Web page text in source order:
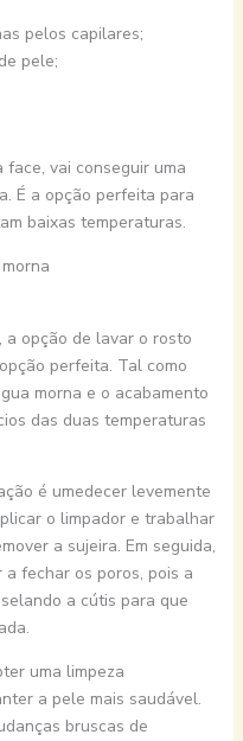
pelos capilares;
pele;
vai conseguir uma
É a opção perfeita para
baixas temperaturas.
a opção de lavar o rosto
perfeita. Tal como
morna e o acabamento
das duas temperaturas
é umedecer levemente
o limpador e trabalhar
a sujeira. Em seguida,
fechar os poros, pois a
a cútis para que
uma limpeza
a pele mais saudável.
bruscas de